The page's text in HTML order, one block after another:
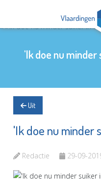
'Ik doe nu minder
Uit
'Ik doe nu minder
Redactie 29-09-